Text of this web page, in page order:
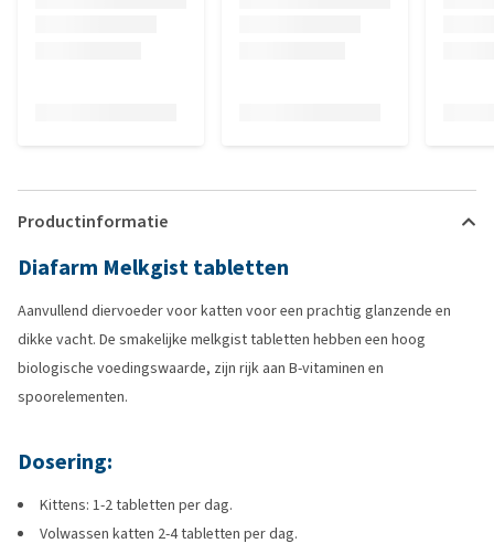
Productinformatie
Diafarm Melkgist tabletten
Aanvullend diervoeder voor katten voor een prachtig glanzende en
dikke vacht. De smakelijke melkgist tabletten hebben een hoog
biologische voedingswaarde, zijn rijk aan B-vitaminen en
spoorelementen.
Dosering:
Kittens: 1-2 tabletten per dag.
Volwassen katten 2-4 tabletten per dag.